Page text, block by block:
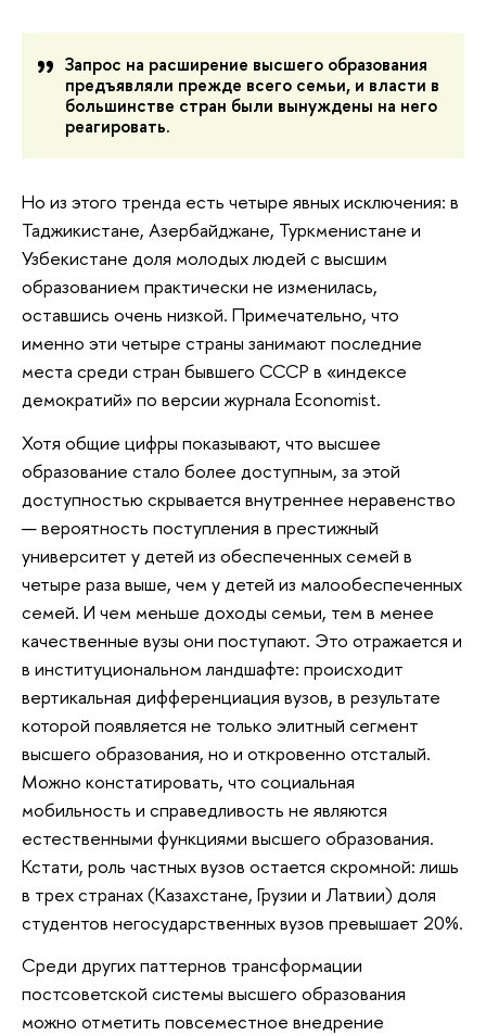
Запрос на расширение высшего образования
предъявляли прежде всего семьи, и власти в
большинстве стран были вынуждены на него
реагировать.
Но из этого тренда есть четыре явных исключения: в
Таджикистане, Азербайджане, Туркменистане и
Узбекистане доля молодых людей с высшим
образованием практически не изменилась,
оставшись очень низкой. Примечательно, что
именно эти четыре страны занимают последние
места среди стран бывшего СССР в «индексе
демократий» по версии журнала Economist.
Хотя общие цифры показывают, что высшее
образование стало более доступным, за этой
доступностью скрывается внутреннее неравенство
— вероятность поступления в престижный
университет у детей из обеспеченных семей в
четыре раза выше, чем у детей из малообеспеченных
семей. И чем меньше доходы семьи, тем в менее
качественные вузы они поступают. Это отражается и
в институциональном ландшафте: происходит
вертикальная дифференциация вузов, в результате
которой появляется не только элитный сегмент
высшего образования, но и откровенно отсталый.
Можно констатировать, что социальная
мобильность и справедливость не являются
естественными функциями высшего образования.
Кстати, роль частных вузов остается скромной: лишь
в трех странах (Казахстане, Грузии и Латвии) доля
студентов негосударственных вузов превышает 20%.
Среди других паттернов трансформации
постсоветской системы высшего образования
можно отметить повсеместное внедрение